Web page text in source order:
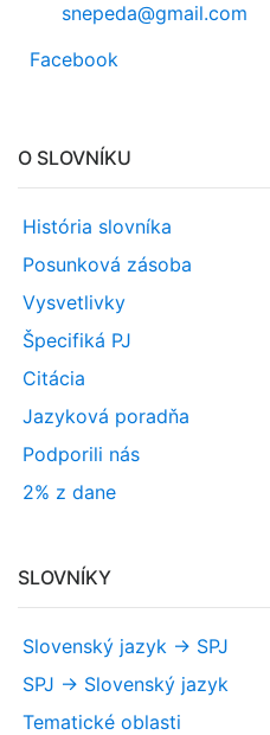
snepeda@gmail.com
Facebook
O SLOVNÍKU
História slovníka
Posunková zásoba
Vysvetlivky
Špecifiká PJ
Citácia
Jazyková poradňa
Podporili nás
2% z dane
SLOVNÍKY
Slovenský jazyk -> SPJ
SPJ -> Slovenský jazyk
Tematické oblasti